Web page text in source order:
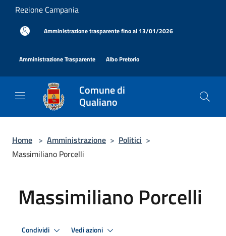
Salta al contenuto principale
Regione Campania
Amministrazione trasparente fino al 13/01/2026
Amministrazione Trasparente Albo Pretorio
Comune di
Qualiano
Home > Amministrazione > Politici >
Massimiliano Porcelli
Massimiliano Porcelli
Condividi Vedi azioni